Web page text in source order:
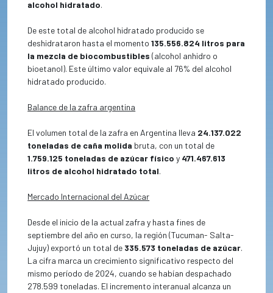
alcohol hidratado.
De este total de alcohol hidratado producido se
deshidrataron hasta el momento135.556.824 litros para
la mezcla de biocombustibles (alcohol anhidro o
bioetanol). Este último valor equivale al 76% del alcohol
hidratado producido.
Balance de la zafra argentina
El volumen total de la zafra en Argentina lleva 24.137.022
toneladas de caña molida bruta, con un total de
1.759.125 toneladas de azúcar físico y 471.467.613
litros de alcohol hidratado total.
Mercado Internacional del Azúcar
Desde el inicio de la actual zafra y hasta fines de
septiembre del año en curso, la región (Tucuman- Salta-
Jujuy) exportó un total de 335.573 toneladas de azúcar.
La cifra marca un crecimiento significativo respecto del
mismo período de 2024, cuando se habían despachado
278.599 toneladas. El incremento interanual alcanza un